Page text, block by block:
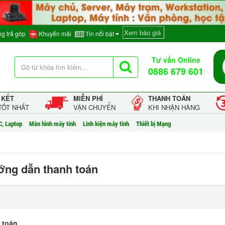
trả góp Khuyến mãi Tin nổi bật Xem báo giá
Tư vấn Online
0886 679 601
NHẤT
MIỄN PHÍ
VẬN CHUYỂN
THANH TOÁN
KHI NHẬN HÀNG
Laptop Màn hình máy tính Linh kiện máy tính Thiết bị Mạng
dẫn thanh toán